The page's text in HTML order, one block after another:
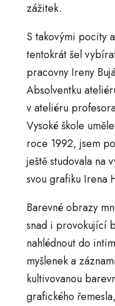
zážitek.
S takovými pocity
tentokrát šel
pracovny Ireny
Absolventku
v ateliéru
Vysoké škole
roce 1992, jsem
ještě studovala na
svou grafiku Irena
Barevné obrazy
snad i provokující
nahlédnout do
myšlenek a
kultivovanou
grafického